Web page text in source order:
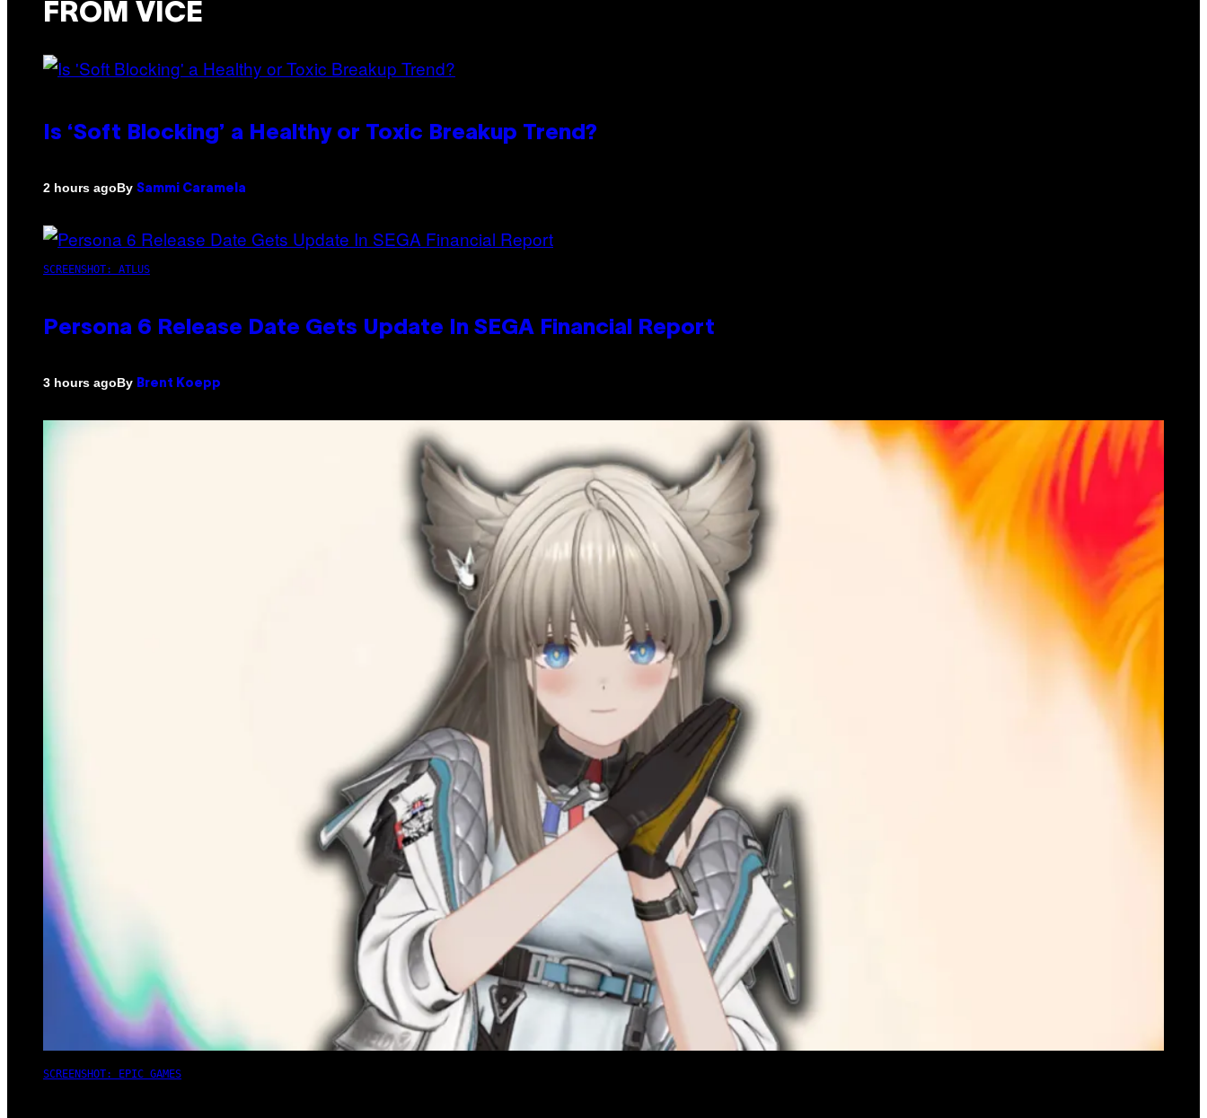
FROM VICE
Is ‘Soft Blocking’ a Healthy or Toxic Breakup Trend?
2 hours agoBy Sammi Caramela
SCREENSHOT: ATLUS
Persona 6 Release Date Gets Update In SEGA Financial Report
3 hours agoBy Brent Koepp
SCREENSHOT: EPIC GAMES